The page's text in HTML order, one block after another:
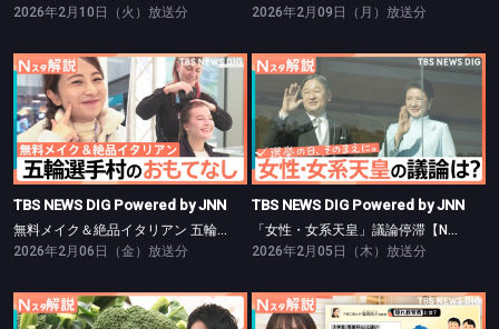
2026年2月10日（火）放送分
2026年2月09日（月）放送分
TBS NEWS DIG Powered by JNN
TBS NEWS DIG Powered by JNN
無料メイク＆絶品イタリアン 五輪選手村【Nスタ】
2026年2月06日（金）放送分
TBS NEWS DIG Powered by JNN
「女性・女系天皇」議論停滞【Nスタ】
TBS NEWS DIG Powered by JNN
「女性・女系天皇」議論停滞【Nスタ】
2026年2月05日（木）放送分